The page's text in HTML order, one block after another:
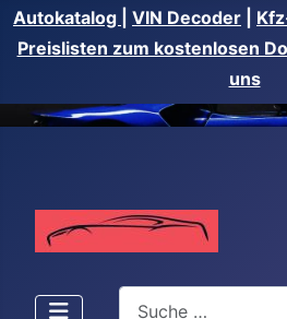
Autokatalog VIN Decoder
Preislisten zum kostenlosen
uns